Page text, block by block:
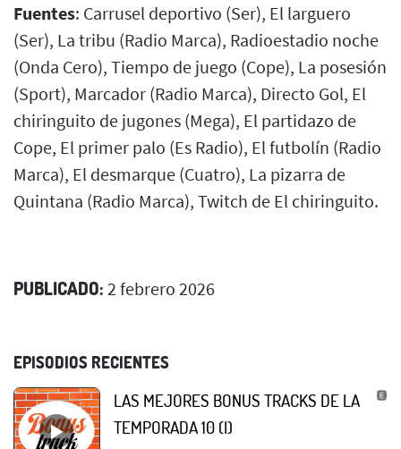
Fuentes: Carrusel deportivo (Ser), El larguero
(Ser), La tribu (Radio Marca), Radioestadio noche
(Onda Cero), Tiempo de juego (Cope), La posesión
(Sport), Marcador (Radio Marca), Directo Gol, El
chiringuito de jugones (Mega), El partidazo de
Cope, El primer palo (Es Radio), El futbolín (Radio
Marca), El desmarque (Cuatro), La pizarra de
Quintana (Radio Marca), Twitch de El chiringuito.
PUBLICADO: 2 febrero 2026
EPISODIOS RECIENTES
LAS MEJORES BONUS TRACKS DE LA
TEMPORADA 10 (I)